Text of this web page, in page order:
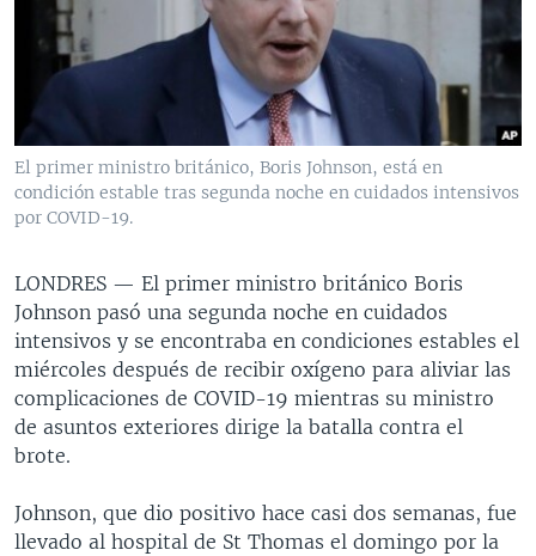
VENEZUELA
BRASIL
NICARAGUA
ECONOMÍA
ENTRETENIMIENTO Y CULTURA
DEPORTES
CIENCIA Y SALUD
MULTIMEDIA
VIDEOS
AUDIOS
PROGRAMAS TV
EL MUNDO AL DÍA
FORO INTERAMERICANO
VISIÓN 360
PANORAMA
RADIO
AVANCE INFORMATIVO
AUDIONOTICIAS
ESTADOS UNIDOS AL DÍA
EL MUNDO AL DÍA [RADIO]
FORO [RADIO]
DEPORTIVO INTERNACIONAL
NOTA ECONÓMICA
DIRECT
DOCUMENTALES DE LA VOA
SÍGANOS
Idiomas
El primer ministro británico, Boris Johnson, está en
condición estable tras segunda noche en cuidados intensivos
por COVID-19.
LONDRES — El primer ministro británico Boris
Johnson pasó una segunda noche en cuidados
intensivos y se encontraba en condiciones estables el
miércoles después de recibir oxígeno para aliviar las
complicaciones de COVID-19 mientras su ministro
de asuntos exteriores dirige la batalla contra el
brote.
Johnson, que dio positivo hace casi dos semanas, fue
llevado al hospital de St Thomas el domingo por la